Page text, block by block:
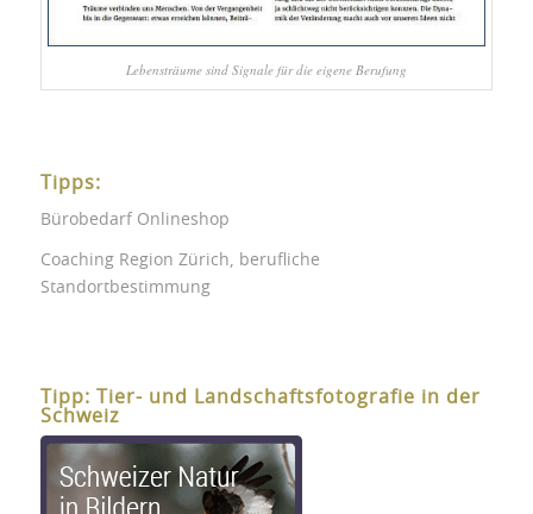
Lebensträume sind Signale für die eigene Berufung
Tipps:
Bürobedarf Onlineshop
Coaching Region Zürich, berufliche
Standortbestimmung
Tipp: Tier- und Landschaftsfotografie in der
Schweiz